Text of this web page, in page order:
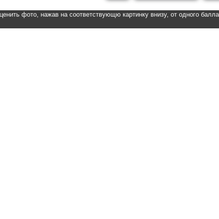
фото, нажав на соответствующю картинку внизу, от одного